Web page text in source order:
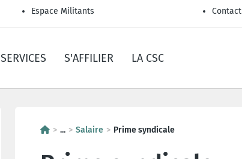
Espace Militants Contact
SERVICES S'AFFILIER LA CSC
... Salaire Prime syndicale